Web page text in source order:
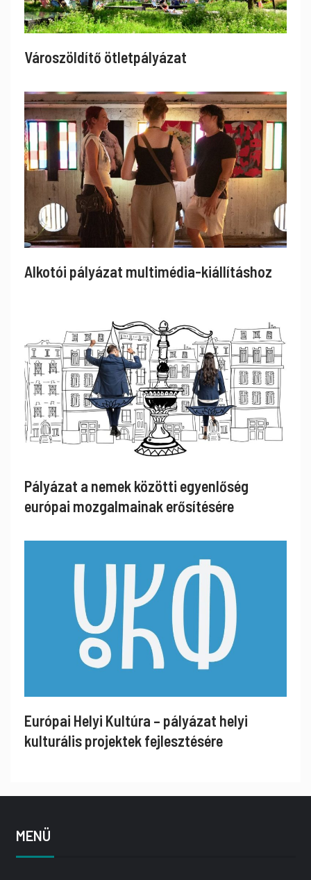
Városzöldítő ötletpályázat
Alkotói pályázat multimédia-kiállításhoz
Pályázat a nemek közötti egyenlőség
európai mozgalmainak erősítésére
Európai Helyi Kultúra – pályázat helyi
kulturális projektek fejlesztésére
MENÜ